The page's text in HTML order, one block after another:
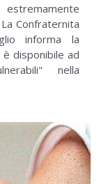
Confraternita
informa la
disponibile ad
nella